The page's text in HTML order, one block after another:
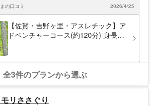
パークです！樹上に登って、スリル満点のア
クティビティやジップスライド(ジップライ
ン)が楽しめます♪ アクセス抜群！ 長崎自動
車道「東脊振インター」から車で7分！ 北九
州・長崎・佐世保から1時間30分 福岡・嬉野
ャーを利用者には割引特典がございます！
の口コミ 2026/4/25
【佐賀・吉野ヶ里・アスレチック】ア
ドベンチャーコース(約120分) 身長
全3件のプランから選ぶ
リささぐり